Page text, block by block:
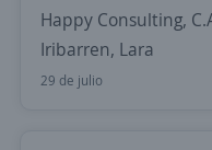
Happy Consulting,
Iribarren, Lara
29 de julio